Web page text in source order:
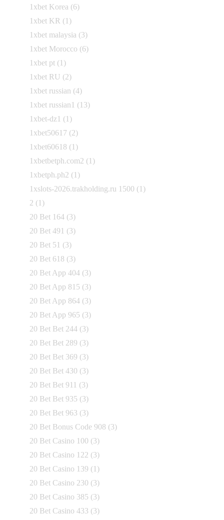
1xbet Korea (6)
1xbet KR (1)
1xbet malaysia (3)
1xbet Morocco (6)
1xbet pt (1)
1xbet RU (2)
1xbet russian (4)
1xbet russian1 (13)
1xbet-dz1 (1)
1xbet50617 (2)
1xbet60618 (1)
1xbetbetph.com2 (1)
1xbetph.ph2 (1)
1xslots-2026.trakholding.ru 1500 (1)
2 (1)
20 Bet 164 (3)
20 Bet 491 (3)
20 Bet 51 (3)
20 Bet 618 (3)
20 Bet App 404 (3)
20 Bet App 815 (3)
20 Bet App 864 (3)
20 Bet App 965 (3)
20 Bet Bet 244 (3)
20 Bet Bet 289 (3)
20 Bet Bet 369 (3)
20 Bet Bet 430 (3)
20 Bet Bet 911 (3)
20 Bet Bet 935 (3)
20 Bet Bet 963 (3)
20 Bet Bonus Code 908 (3)
20 Bet Casino 100 (3)
20 Bet Casino 122 (3)
20 Bet Casino 139 (1)
20 Bet Casino 230 (3)
20 Bet Casino 385 (3)
20 Bet Casino 433 (3)